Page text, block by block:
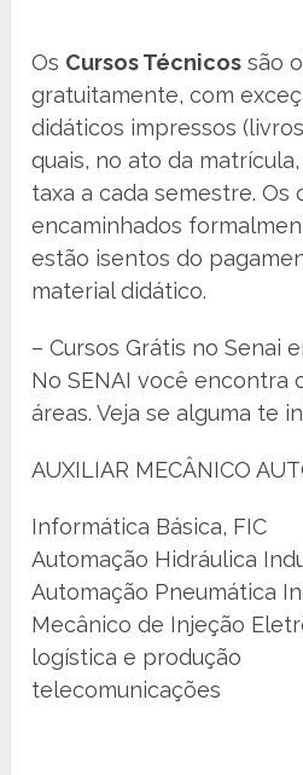
Os Cursos Técnicos são
gratuitamente, com
didáticos impressos
quais, no ato da
taxa a cada semestre. Os
encaminhados
estão isentos do
material didático.
– Cursos Grátis no Senai
No SENAI você encontra
áreas. Veja se alguma te
AUXILIAR MECÂNICO
Informática Básica, FIC
Automação Hidráulica
Automação Pneumática
Mecânico de Injeção
logística e produção
telecomunicações